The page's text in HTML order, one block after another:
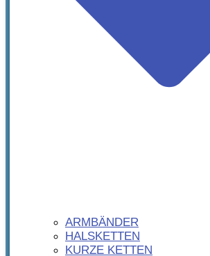
ARMBÄNDER
HALSKETTEN
KURZE KETTEN